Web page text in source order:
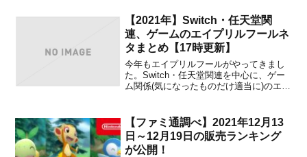
画像をチェックすることができます。
Miitopia・オリジナルマスクケー...
【2021年】Switch・任天堂関
連、ゲームのエイプリルフールネ
タまとめ【17時更新】
今年もエイプリルフールがやってきまし
た。Switch・任天堂関連を中心に、ゲー
ム関係(気になったものだけ適当に)のエイ
けなので、詳しくはリンク先をチェック
してください。※エイプリルフールネタ
と言えるか微妙なの...
【ファミ通調べ】2021年12月13
日～12月19日の販売ランキング
が公開！